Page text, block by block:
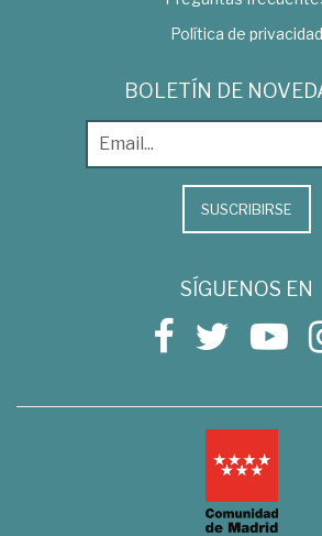
Política de privacidad
BOLETÍN DE
SUSCRIBIRSE
SÍGUENOS EN